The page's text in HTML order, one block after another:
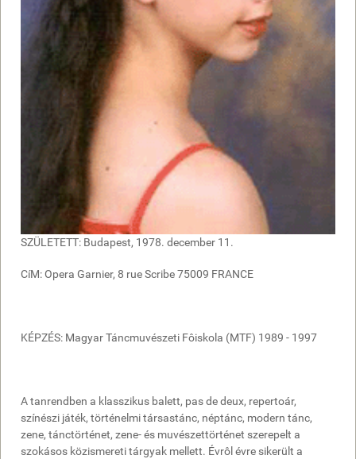
SZÜLETETT: Budapest, 1978. december 11.
CíM: Opera Garnier, 8 rue Scribe 75009 FRANCE
KÉPZÉS: Magyar Táncmuvészeti Fôiskola (MTF) 1989 - 1997
A tanrendben a klasszikus balett, pas de deux, repertoár,
színészi játék, történelmi társastánc, néptánc, modern tánc,
zene, tánctörténet, zene- és muvészettörténet szerepelt a
szokásos közismereti tárgyak mellett. Évrôl évre sikerült a